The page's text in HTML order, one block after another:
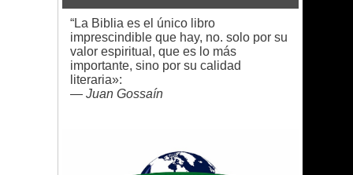
“La Biblia es el único libro
imprescindible que hay, no. solo por su
valor espiritual, que es lo más
importante, sino por su calidad
literaria»:
— Juan Gossaín